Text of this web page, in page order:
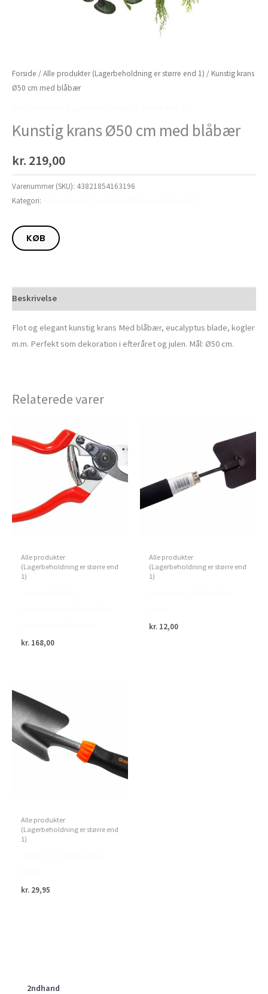
2ndhand
Forside /Alle produkter (Lagerbeholdning er større end 1) / Kunstig krans
Ø50 cm med blåbær
Kunstig krans Ø50 cm med blåbær
kr. 219,00
Varenummer (SKU): 43821854163196
Kategori:
KØB
Beskrivelse
Flot og elegant kunstig krans Med blåbær, eucalyptus blade, kogler
m.m. Perfekt som dekoration i efteråret og julen. Mål: Ø50 cm.
Relaterede varer
Alle produkter
(Lagerbeholdning er større end
1)
kr. 168,00
Alle produkter
(Lagerbeholdning er større end
1)
kr. 12,00
Alle produkter
(Lagerbeholdning er større end
1)
kr. 29,95